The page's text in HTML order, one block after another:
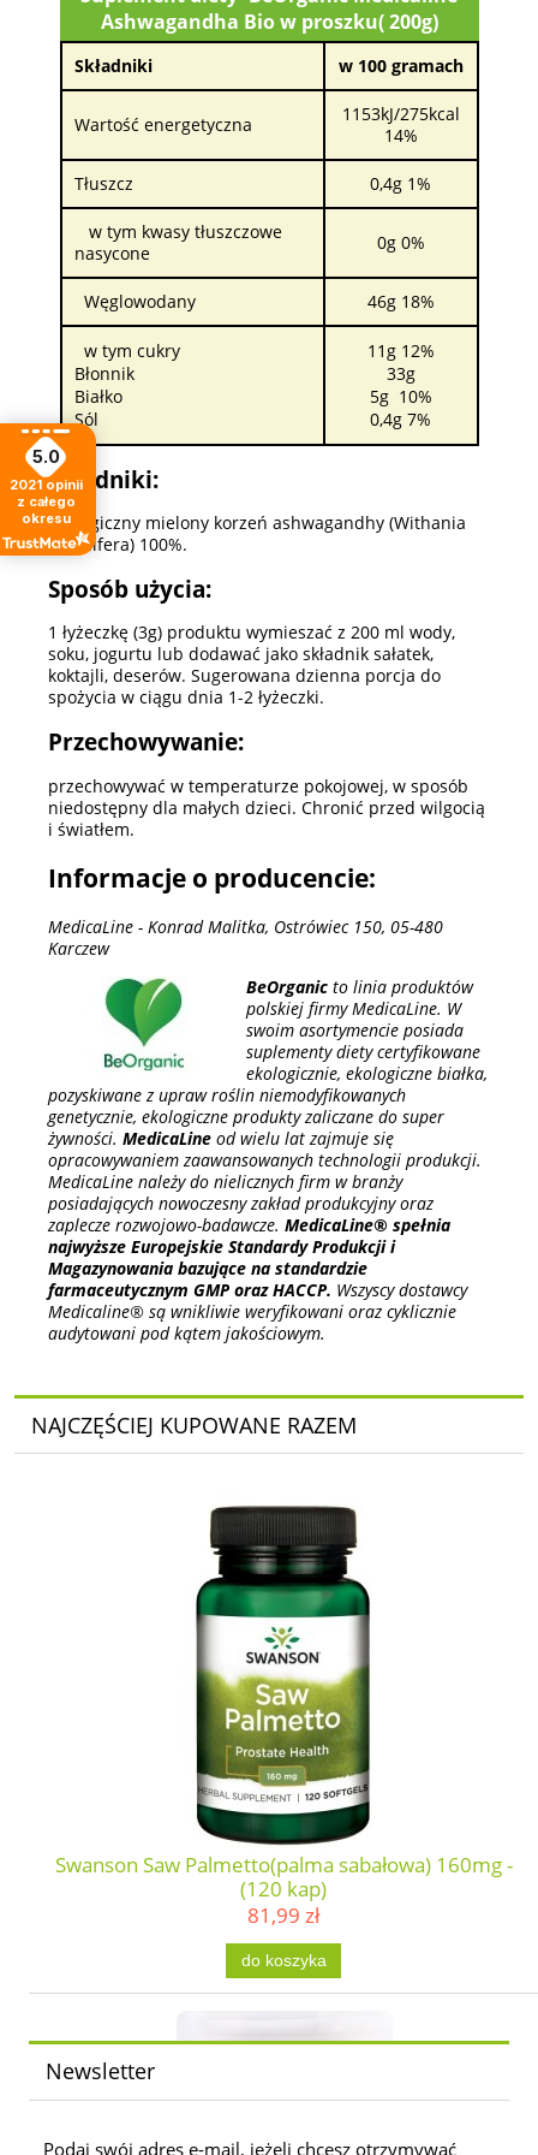
Ashwagandha Bio w proszku( 200g)
Składniki w 100 gramach
Wartość energetyczna
1153kJ/275kcal
14%
Tłuszcz 0,4g 1%
w tym kwasy tłuszczowe
nasycone
0g 0%
Węglowodany 46g 18%
w tym cukry
Błonnik
Białko
Sól
11g 12%
33g
5g 10%
0,4g 7%
Składniki:
Ekologiczny mielony korzeń ashwagandhy (Withania
somnifera) 100%.
Sposób użycia:
1 łyżeczkę (3g) produktu wymieszać z 200 ml wody,
soku, jogurtu lub dodawać jako składnik sałatek,
koktajli, deserów. Sugerowana dzienna porcja do
spożycia w ciągu dnia 1-2 łyżeczki.
Przechowywanie:
przechowywać w temperaturze pokojowej, w sposób
niedostępny dla małych dzieci. Chronić przed wilgocią
i światłem.
Informacje o producencie:
MedicaLine - Konrad Malitka, Ostrówiec 150, 05-480
Karczew
BeOrganic to linia produktów
polskiej firmy MedicaLine. W
swoim asortymencie posiada
suplementy diety certyfikowane
ekologicznie, ekologiczne białka,
pozyskiwane z upraw roślin niemodyfikowanych
genetycznie, ekologiczne produkty zaliczane do super
żywności. MedicaLine od wielu lat zajmuje się
opracowywaniem zaawansowanych technologii produkcji.
MedicaLine należy do nielicznych firm w branży
posiadających nowoczesny zakład produkcyjny oraz
zaplecze rozwojowo-badawcze. MedicaLine® spełnia
najwyższe Europejskie Standardy Produkcji i
Magazynowania bazujące na standardzie
farmaceutycznym GMP oraz HACCP. Wszyscy dostawcy
Medicaline® są wnikliwie weryfikowani oraz cyklicznie
audytowani pod kątem jakościowym.
NAJCZĘŚCIEJ KUPOWANE RAZEM
Swanson Saw Palmetto(palma sabałowa) 160mg -
(120 kap)
81,99 zł
do koszyka
Newsletter
Podaj swój adres e-mail, jeżeli chcesz otrzymywać
5.0
2021 opinii
z całego
okresu